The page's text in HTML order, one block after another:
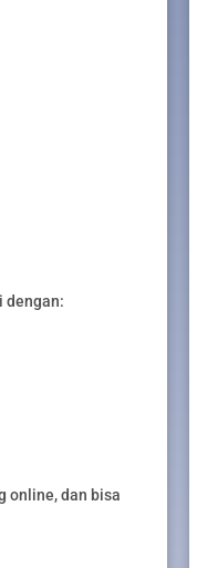
dengan:
online, dan bisa